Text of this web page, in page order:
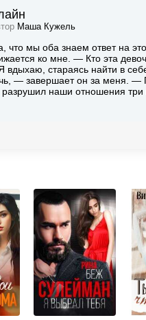
Маша Кужель
что мы оба знаем ответ на
ко мне. — Кто эта
стараясь найти в
— завершает он за меня. —
наши отношения